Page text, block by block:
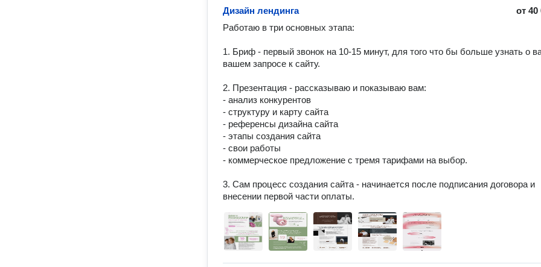
от40
Дизайн лендинга
Работаю в три основных этапа:
1. Бриф - первый звонок на 10-15 минут, для того что бы больше узнать о
вашем запросе к сайту.
2. Презентация - рассказываю и показываю вам:
- анализ конкурентов
- структуру и карту сайта
- референсы дизайна сайта
- этапы создания сайта
- свои работы
- коммерческое предложение с тремя тарифами на выбор.
3. Сам процесс создания сайта - начинается после подписания договора и
внесении первой части оплаты.